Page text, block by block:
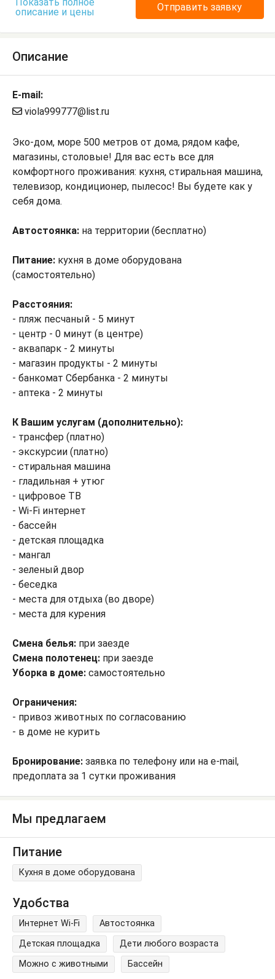
описание и цены
Отправить заявку
Описание
E-mail:
viola999777@list.ru
Эко-дом, море 500 метров от дома, рядом кафе,
магазины, столовые! Для вас есть все для
комфортного проживания: кухня, стиральная машина,
телевизор, кондиционер, пылесос! Вы будете как у
себя дома.
Автостоянка: на территории (бесплатно)
Питание: кухня в доме оборудована
(самостоятельно)
Расстояния:
- пляж песчаный - 5 минут
- центр - 0 минут (в центре)
- аквапарк - 2 минуты
- магазин продукты - 2 минуты
- банкомат Сбербанка - 2 минуты
- аптека - 2 минуты
К Вашим услугам (дополнительно):
- трансфер (платно)
- экскурсии (платно)
- стиральная машина
- гладильная + утюг
- цифровое ТВ
- Wi-Fi интернет
- бассейн
- детская площадка
- мангал
- зеленый двор
- беседка
- места для отдыха (во дворе)
- места для курения
Смена белья: при заезде
Смена полотенец: при заезде
Уборка в доме: самостоятельно
Ограничения:
- привоз животных по согласованию
- в доме не курить
Бронирование: заявка по телефону или на e-mail,
предоплата за 1 сутки проживания
Мы предлагаем
Питание
Кухня в доме оборудована
Удобства
Интернет Wi-Fi
Автостоянка
Детская площадка
Дети любого возраста
Можно с животными
Бассейн